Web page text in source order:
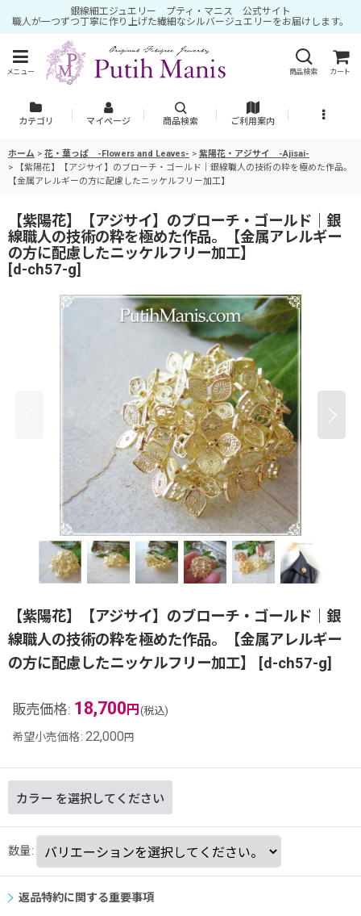
銀線細工ジュエリー プティ・マニス 公式サイト
職人が一つずつ丁寧に作り上げた繊細なシルバージュエリーをお届けします。
メニュー 商品検索 カート
カテゴリ マイページ 商品検索 ご利用案内
ホーム > 花・葉っぱ -Flowers and Leaves- > 紫陽花・アジサイ -Ajisai-
>
【紫陽花】【アジサイ】のブローチ・ゴールド｜銀線職人の技術の粋を極めた作品。
【金属アレルギーの方に配慮したニッケルフリー加工】
【紫陽花】【アジサイ】のブローチ・ゴールド｜銀
線職人の技術の粋を極めた作品。【金属アレルギー
の方に配慮したニッケルフリー加工】
[d-ch57-g]
【紫陽花】【アジサイ】のブローチ・ゴールド｜銀
線職人の技術の粋を極めた作品。【金属アレルギー
の方に配慮したニッケルフリー加工】
[d-ch57-g]
販売価格: 18,700 円 (税込)
希望小売価格: 22,000 円
カラー を選択してください
数量:
返品特約に関する重要事項